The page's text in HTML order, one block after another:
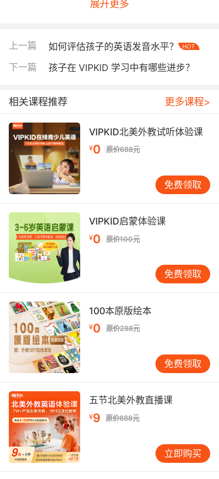
“I can't afford it.” 这句话中，“can't” 会快速连读
不自然，或者完全按照单词的孤立发音来读，那
响。来自英国不同地区以及美国不同州的外教，
口音会存在细微差异。比如，英国伦敦地区的外
教可能会有典型的伦敦腔，而利物浦地区的外教
口音则带有独特的韵律。同样，美国纽约、洛杉
矶等地的外教口音也各有特点。了解外教具体来
自哪个地区，有助于判断其口音是否符合该地区
的标准发音模式。
此外，外教的语言学习经历和语言环境也很关
键。一位长期在英语国家生活，且周围都是以英
语为母语的人群交流的外教，其口音通常会更加
纯正。相反，那些虽然来自英语国家，但长期在
非英语环境中生活或工作，或者有较多接触非英
语语言的机会，其口音可能会受到一定影响，夹
杂一些其他语言的发音习惯或语调。
三、观教学表现
在教学过程中，正宗口音的外教能够精准地传授
发音技巧。他们可以清楚地告诉学生每个音标的
发音位置和发音方法，并且能够通过示范，让学
生感受到地道的发音韵味。例如，在教学生发 “θ”
这个音时，正宗口音的外教能够准确地用舌尖轻
音，而不是模糊地发成 “s” 或 “f” 的音。
正宗口音的外教在课堂上还会展现出良好的语言
节奏感和韵律感。英语中有句子重音、节奏等要
素，他们在讲课时会自然地遵循这些规则，让学
生在模仿中逐渐掌握英语的节奏。比如在朗读一
段英文诗歌或散文时，能够通过合理的停顿、轻
展开更多
上一篇 如何评估孩子的英语发音水平？ HOT
下一篇 孩子在 VIPKID 学习中有哪些进步？
相关课程推荐 更多课程>
VIPKID北美外教试听体验课
¥0 原价688元
免费领取
VIPKID启蒙体验课
¥0 原价100元
免费领取
100本原版绘本
¥0 原价288元
免费领取
五节北美外教直播课
¥9 原价888元
立即购买